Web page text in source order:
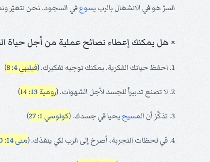
السرّ هو في الانشغال بالرب يسوعفي السجود. نحن نتغيّر
× هل يمكنك إعطاء نصائح عملية من أجل حياة
1. احفظ حياتك الفكرية. يمكنك توجيه تفكيرك. ( فيليبي 4: 8 )
2. لا تصنع تدبيراً للجسد لأجل الشهوات. ( رومية 13: 14 )
3. تذكَّرْ أن المسيح يحيا في جسدك. (كولوسي 1: 27 )
4. في لحظات التجربة، أصرخ إلى الرب لكي ينقذك. ( متى 14: 30